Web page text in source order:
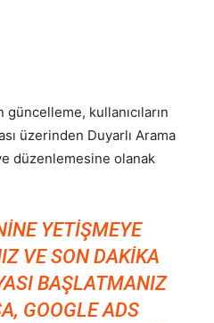
kullanıcıların
üzerinden Duyarlı Arama
düzenlemesine olanak
YETIŞMEYE
VE SON DAKIKA
BAŞLATMANIZ
GOOGLE ADS